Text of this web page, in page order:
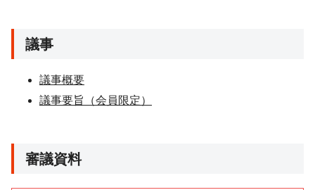
議事
議事概要
議事要旨（会員限定）
審議資料